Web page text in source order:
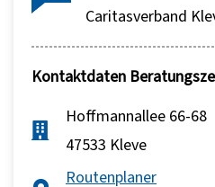
Caritasverband
Kontaktdaten
Hoffmannallee 66-68
47533 Kleve
Routenplaner